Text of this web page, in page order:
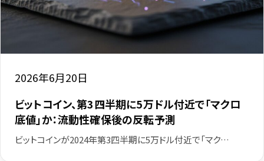
2026年6月20日
ビットコイン、第3四半期に5万ドル付近で「マクロ
底値」か：流動性確保後の反転予測
ビットコインが2024年第3四半期に5万ドル付近で「マク…